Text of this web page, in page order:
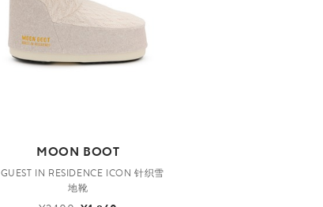
MOON BOOT
IN RESIDENCE ICON 针织雪
地靴